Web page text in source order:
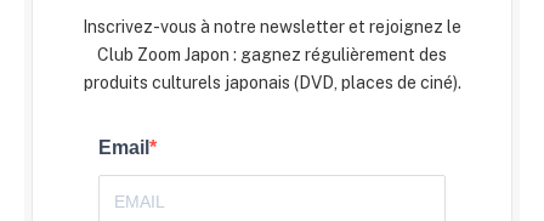
Inscrivez-vous à notre newsletter et rejoignez le
Club Zoom Japon : gagnez régulièrement des
produits culturels japonais (DVD, places de ciné).
Email